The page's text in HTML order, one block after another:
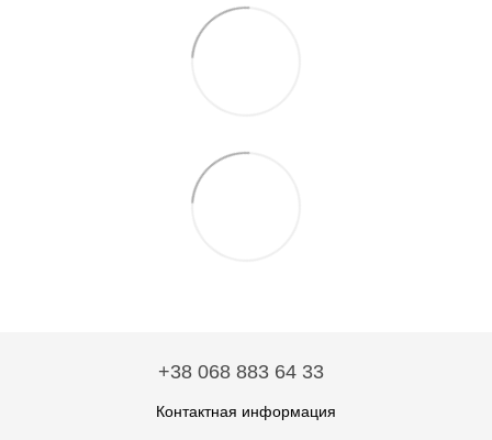
+38 068 883 64 33
Контактная информация